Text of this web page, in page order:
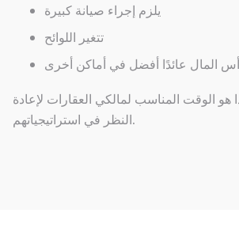
يلزم إجراء صيانة كبيرة
تتغير اللوائح
المال عائدًا أفضل في أماكن أخرى
هو الوقت المناسب لمالكي العقارات لإعادة
النظر في استراتيجياتهم.